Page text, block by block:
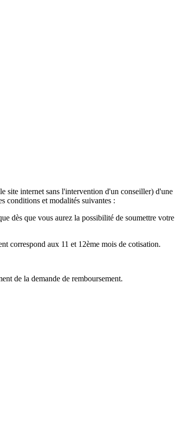
site internet sans l'intervention d'un conseiller) d'une
conditions et modalités suivantes :
dès que vous aurez la possibilité de soumettre votre
correspond aux 11 et 12ème mois de cotisation.
de la demande de remboursement.